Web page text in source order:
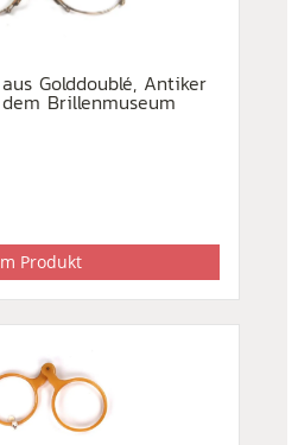
Golddoublé, Antiker
Brillenmuseum
Produkt